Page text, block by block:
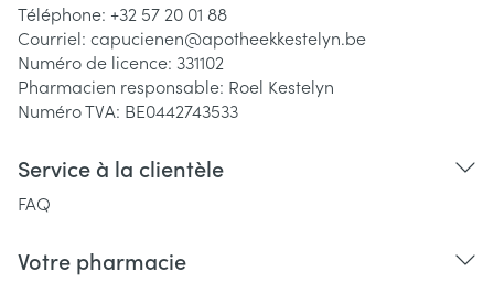
Téléphone: +32 57 20 01 88
Courriel: capucienen@apotheekkestelyn.be
Numéro de licence: 331102
Pharmacien responsable: Roel Kestelyn
Numéro TVA: BE0442743533
Service à la clientèle
FAQ
Votre pharmacie